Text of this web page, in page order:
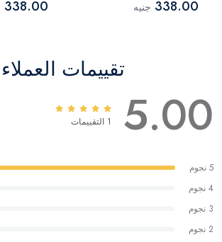
338.00 جنيه 338.00
تقييمات العملاء
5.00 1 التقييمات
5 نجوم
4 نجوم
3 نجوم
2 نجوم